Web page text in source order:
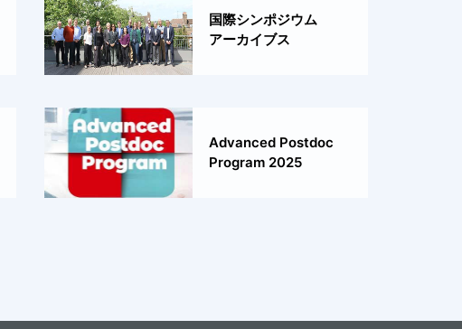
国際シンポジウム
アーカイブス
Advanced Postdoc
Program 2025